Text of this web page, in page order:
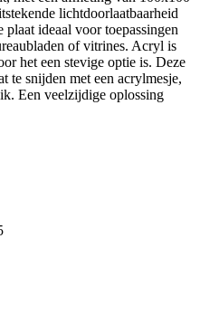
lichtdoorlaatbaarheid
ideaal voor toepassingen
of vitrines. Acryl is
het een stevige optie is. Deze
te snijden met een acrylmesje,
Een veelzijdige oplossing